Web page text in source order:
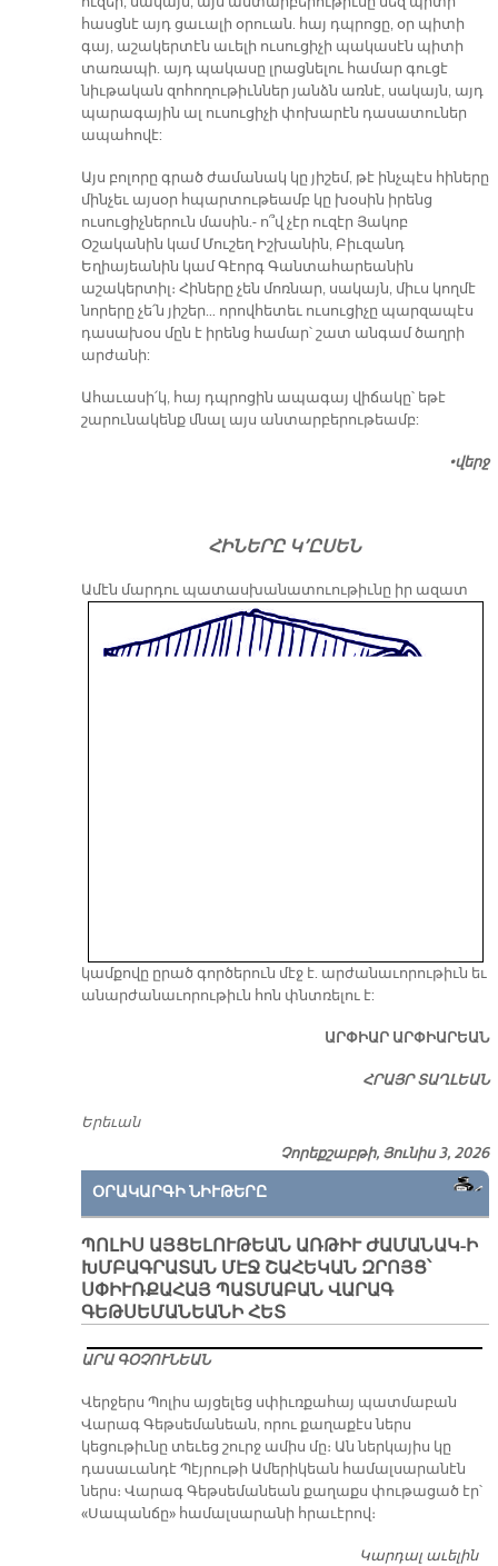
հասցնէ այդ ցաւալի օրուան. հայ դպրոցը, օր պիտի
գայ, աշակերտէն աւելի ուսուցիչի պակասէն պիտի
տառապի. այդ պակասը լրացնելու համար գուցէ
նիւթական զոհողութիւններ յանձն առնէ, սակայն, այդ
պարագային ալ ուսուցիչի փոխարէն դասատուներ
ապահովէ:
Այս բոլորը գրած ժամանակ կը յիշեմ, թէ ինչպէս հիները
մինչեւ այսօր հպարտութեամբ կը խօսին իրենց
ուսուցիչներուն մասին.- ո՞վ չէր ուզէր Յակոբ
Օշականին կամ Մուշեղ Իշխանին, Բիւզանդ
Եղիայեանին կամ Գէորգ Գանտահարեանին
աշակերտիլ։ Հիները չեն մոռնար, սակայն, միւս կողմէ
նորերը չե՛ն յիշեր… որովհետեւ ուսուցիչը պարզապէս
դասախօս մըն է իրենց համար՝ շատ անգամ ծաղրի
արժանի:
Ահաւասի՛կ, հայ դպրոցին ապագայ վիճակը՝ եթէ
շարունակենք մնալ այս անտարբերութեամբ:
•​վերջ
ՀԻՆԵՐԸ Կ՚ԸՍԵՆ
Ամէն մարդու պատասխանատուութիւնը իր ազատ
կամքովը ըրած գործերուն մէջ է. արժանաւորութիւն եւ
անարժանաւորութիւն հոն փնտռելու է:
ԱՐՓԻԱՐ ԱՐՓԻԱՐԵԱՆ
ՀՐԱՅՐ ՏԱՂԼԵԱՆ
Երեւան
Չորեքշաբթի, Յունիս 3, 2026
ՕՐԱԿԱՐԳԻ ՆԻՒԹԵՐԸ
ՊՈԼԻՍ ԱՅՑԵԼՈՒԹԵԱՆ ԱՌԹԻՒ ԺԱՄԱՆԱԿ-Ի
ԽՄԲԱԳՐԱՏԱՆ ՄԷՋ ՇԱՀԵԿԱՆ ԶՐՈՅՑ՝
ՍՓԻՒՌՔԱՀԱՅ ՊԱՏՄԱԲԱՆ ՎԱՐԱԳ
ԳԵԹՍԵՄԱՆԵԱՆԻ ՀԵՏ
ԱՐԱ ԳՕՉՈՒՆԵԱՆ
Վերջերս Պոլիս այցելեց սփիւռքահայ պատմաբան
Վարագ Գեթսեմանեան, որու քաղաքէս ներս
կեցութիւնը տեւեց շուրջ ամիս մը։ Ան ներկայիս կը
դասաւանդէ Պէյրութի Ամերիկեան համալսարանէն
ներս։ Վարագ Գեթսեմանեան քաղաքս փութացած էր՝
«Սապանճը» համալսարանի հրաւէրով։
Կարդալ աւելին